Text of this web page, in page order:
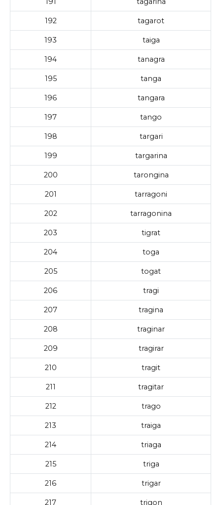
192 tagarot
193 taiga
194 tanagra
195 tanga
196 tangara
197 tango
198 targari
199 targarina
200 tarongina
201 tarragoni
202 tarragonina
203 tigrat
204 toga
205 togat
206 tragi
207 tragina
208 traginar
209 tragirar
210 tragit
211 tragitar
212 trago
213 traiga
214 triaga
215 triga
216 trigar
217 trigon